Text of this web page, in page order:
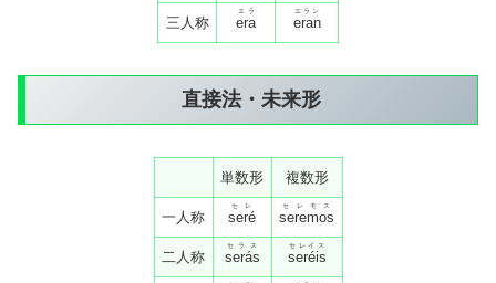
三人称 era
エラ
eran
エラン
直接法・未来形
単数形 複数形
一人称 seré
セレ
seremos
セレモス
二人称 serás
セラス
seréis
セレイス